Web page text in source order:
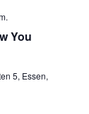
c
h
e
You
5, Essen,